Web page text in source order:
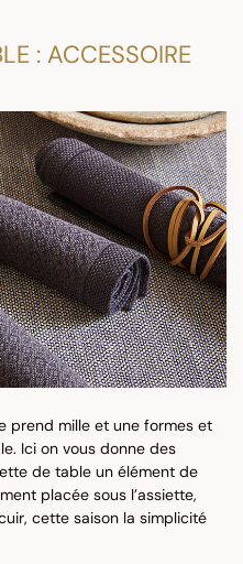
: ACCESSOIRE
prend mille et une formes et
Ici on vous donne des
de table un élément de
placée sous l’assiette,
cette saison la simplicité